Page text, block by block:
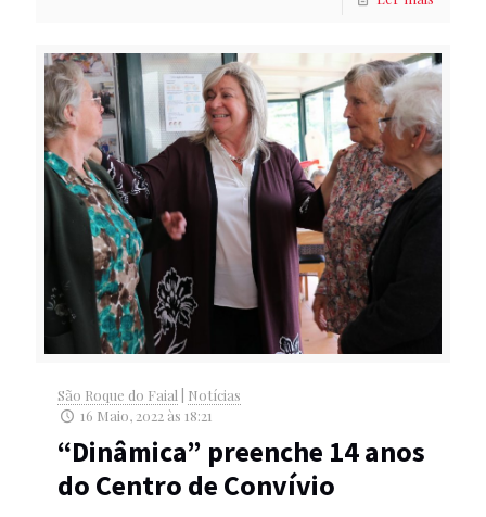
São Roque do Faial
Notícias
16 Maio, 2022 às 18:21
“Dinâmica” preenche 14 anos
do Centro de Convívio